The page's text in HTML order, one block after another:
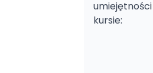
kursie: